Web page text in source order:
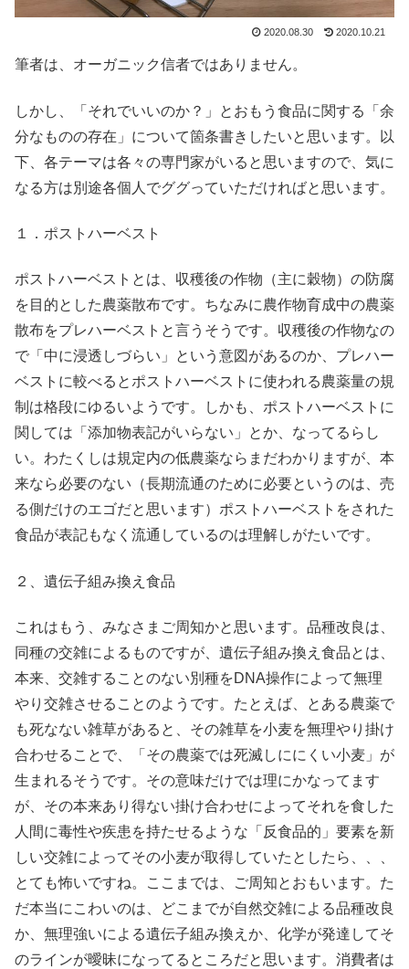
2020.08.30 2020.10.21
筆者は、オーガニック信者ではありません。
しかし、「それでいいのか？」とおもう食品に関する「余
分なものの存在」について箇条書きしたいと思います。以
下、各テーマは各々の専門家がいると思いますので、気に
なる方は別途各個人でググっていただければと思います。
１．ポストハーベスト
ポストハーベストとは、収穫後の作物（主に穀物）の防腐
を目的とした農薬散布です。ちなみに農作物育成中の農薬
散布をプレハーベストと言うそうです。収穫後の作物なの
で「中に浸透しづらい」という意図があるのか、プレハー
ベストに較べるとポストハーベストに使われる農薬量の規
制は格段にゆるいようです。しかも、ポストハーベストに
関しては「添加物表記がいらない」とか、なってるらし
い。わたくしは規定内の低農薬ならまだわかりますが、本
来なら必要のない（長期流通のために必要というのは、売
る側だけのエゴだと思います）ポストハーベストをされた
食品が表記もなく流通しているのは理解しがたいです。
２、遺伝子組み換え食品
これはもう、みなさまご周知かと思います。品種改良は、
同種の交雑によるものですが、遺伝子組み換え食品とは、
本来、交雑することのない別種をDNA操作によって無理
やり交雑させることのようです。たとえば、とある農薬で
も死なない雑草があると、その雑草を小麦を無理やり掛け
合わせることで、「その農薬では死滅しににくい小麦」が
生まれるそうです。その意味だけでは理にかなってます
が、その本来あり得ない掛け合わせによってそれを食した
人間に毒性や疾患を持たせるような「反食品的」要素を新
しい交雑によってその小麦が取得していたとしたら、、、
とても怖いですね。ここまでは、ご周知とおもいます。た
だ本当にこわいのは、どこまでが自然交雑による品種改良
か、無理強いによる遺伝子組み換えか、化学が発達してそ
のラインが曖昧になってるところだと思います。消費者は